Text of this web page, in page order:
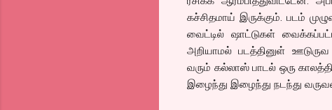
கச்சிதமாய் இருக்கும். படம்
வைட்டில் ஷாட்டுகள்
அறியாமல் படத்தினுள் ஊடுருவ
வரும் கல்லாஸ் பாடல் ஒரு
இழைந்து இழைந்து நடந்து